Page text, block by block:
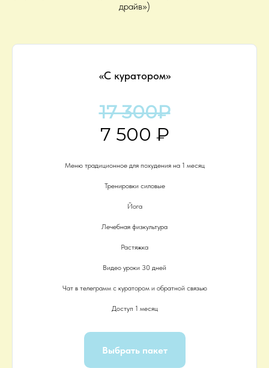
драйв»)
«С куратором»
17 300₽
7 500 ₽
Меню традиционное для похудения на 1 месяц
Тренировки силовые
Йога
Лечебная физкультура
Растяжка
Видео уроки 30 дней
Чат в телеграмм с куратором и обратной связью
Доступ 1 месяц
Выбрать пакет